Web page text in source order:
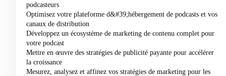
podcasteurs
Optimisez votre plateforme d&#39;hébergement de podcasts et vos
canaux de distribution
Développez un écosystème de marketing de contenu complet pour
votre podcast
Mettre en œuvre des stratégies de publicité payante pour accélérer
la croissance
Mesurez, analysez et affinez vos stratégies de marketing pour les